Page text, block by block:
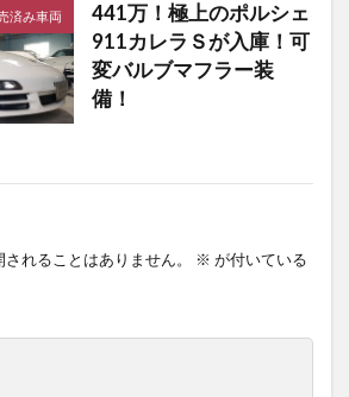
済み車両
441万！極上のポルシェ
911カレラＳが入庫！可
変バルブマフラー装
備！
れることはありません。 ※ が付いている